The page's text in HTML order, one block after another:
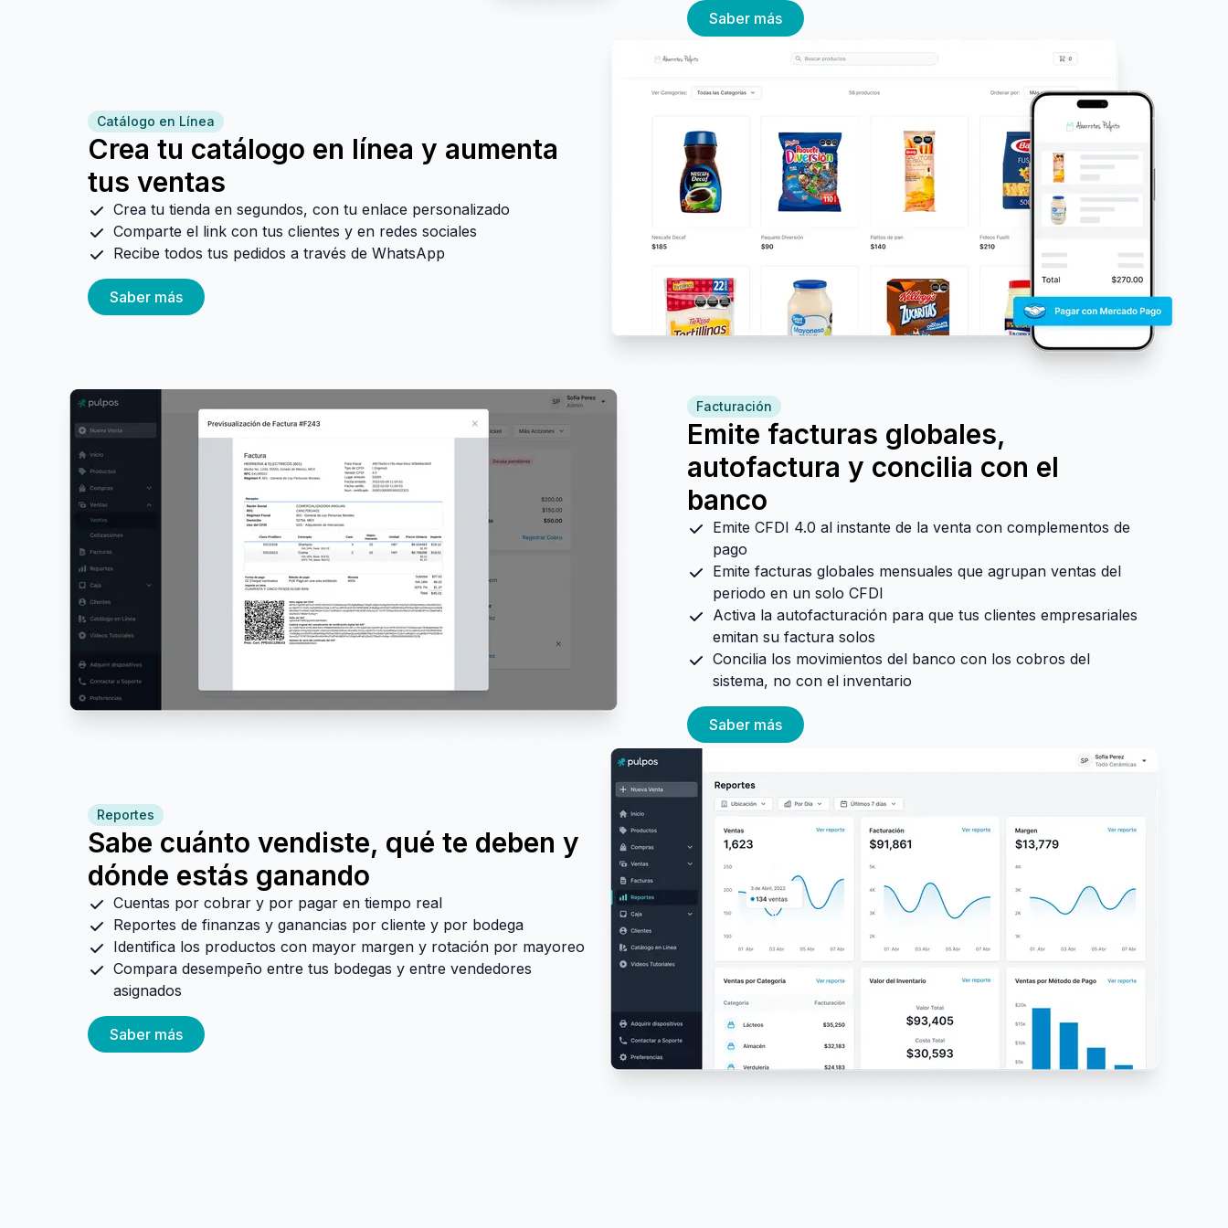
Saber más
Catálogo en Línea
Crea tu catálogo en línea y aumenta
tus ventas
Crea tu tienda en segundos, con tu enlace personalizado
Comparte el link con tus clientes y en redes sociales
Recibe todos tus pedidos a través de WhatsApp
Saber más
Facturación
Emite facturas globales,
autofactura y concilia con el
banco
Emite CFDI 4.0 al instante de la venta con complementos de
pago
Emite facturas globales mensuales que agrupan ventas del
periodo en un solo CFDI
Activa la autofacturación para que tus clientes empresariales
emitan su factura solos
Concilia los movimientos del banco con los cobros del
sistema, no con el inventario
Saber más
Reportes
Sabe cuánto vendiste, qué te deben y
dónde estás ganando
Cuentas por cobrar y por pagar en tiempo real
Reportes de finanzas y ganancias por cliente y por bodega
Identifica los productos con mayor margen y rotación por mayoreo
Compara desempeño entre tus bodegas y entre vendedores
asignados
Saber más